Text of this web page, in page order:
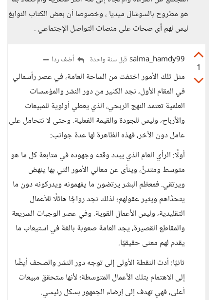
هو مطروح بالسوشال ميديا ، وخصوصا أن بعض الكتاب النوابغ
ليس لهم أى صحات على منصات التواصل الإجتماعي .
1
salma_hamdy99 قبل سنة واحدة أضف ردا
مثل تلك الأمور اختفت من الساحة العامة، في عصر رأسمالي
في المقام الأول، نجد الكثير من دور النشر والمؤسسات
العلمية تعتمد النهج الربحي، الذي يعطي أولوية للمبيعات
والأرباح، وليس للجودة والقيمة الفعلية. وحتى لا نتحامل على
عامل دون الآخر، فهذه الظاهرة لها عدة جوانب:
​أولًا: الرأي العام الذي يبدد وقته وجهوده في متابعة كل ما هو
متوسط ومتدنٍّ، وينأى عن معالي الأمور التي بها ينهض
ويرتقي. فمعظم البشر يرتضون ما يفهمونه ويدركونه دون ما
يتحدَّاهم ويثير عقولهم؛ لذلك نجد رواجًا هائلًا للأعمال
التقليدية، وليس الأعمال القوية. وفي عصر الوجبات السريعة
والمقاطع القصيرة، يجد العامة صعوبة بالغة في استيعاب ما
يقدم لهم معنى حقيقيًا.
​ثانيًا: أدت النقطة الأولى إلى توجه دور النشر والصحف أيضًا
إلى الاهتمام بتلك الأعمال المتوسطة؛ لأنها ستحقق مبيعات
أعلى، فهي تهدف إلى إرضاء الجمهور بشكل رئيسي.